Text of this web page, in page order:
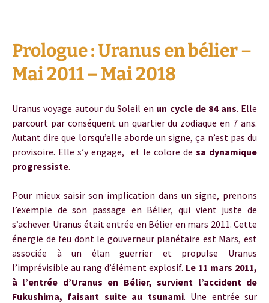
Prologue : Uranus en bélier –
Mai 2011 – Mai 2018
Uranus voyage autour du Soleil en un cycle de 84 ans. Elle
parcourt par conséquent un quartier du zodiaque en 7 ans.
Autant dire que lorsqu’elle aborde un signe, ça n’est pas du
provisoire. Elle s’y engage, et le colore de sa dynamique
progressiste.
Pour mieux saisir son implication dans un signe, prenons
l’exemple de son passage en Bélier, qui vient juste de
s’achever. Uranus était entrée en Bélier en mars 2011. Cette
énergie de feu dont le gouverneur planétaire est Mars, est
associée à un élan guerrier et propulse Uranus
l’imprévisible au rang d’élément explosif. Le 11 mars 2011,
à l’entrée d’Uranus en Bélier, survient l’accident de
Fukushima, faisant suite au tsunami. Une entrée sur